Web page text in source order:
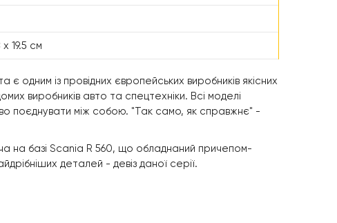
19.5 см
одним із провідних європейських виробників якісних
виробників авто та спецтехніки. Всі моделі
поєднувати між собою. "Так само, як справжнє" -
на базі Scania R 560, що обладнаний причепом-
деталей - девіз даної серії.